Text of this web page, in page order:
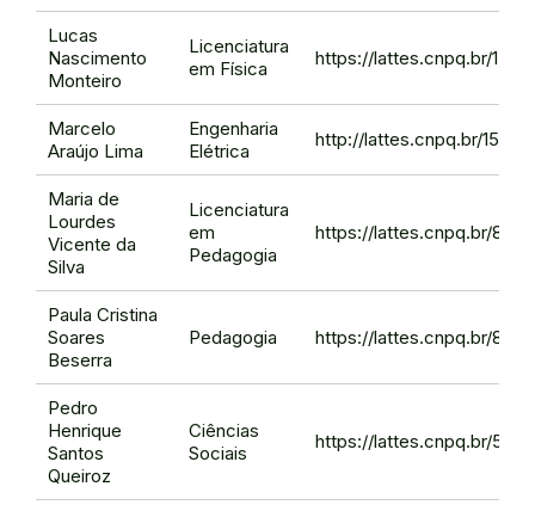
Lucas
Nascimento
Monteiro
Licenciatura
em Física
https://lattes.cnpq.br/
Marcelo
Araújo Lima
Engenharia
Elétrica
http://lattes.cnpq.br/
Maria de
Lourdes
Vicente da
Silva
Licenciatura
em
Pedagogia
https://lattes.cnpq.br/
Paula Cristina
Soares
Beserra
Pedagogia https://lattes.cnpq.br/
Pedro
Henrique
Santos
Queiroz
Ciências
Sociais
https://lattes.cnpq.br/